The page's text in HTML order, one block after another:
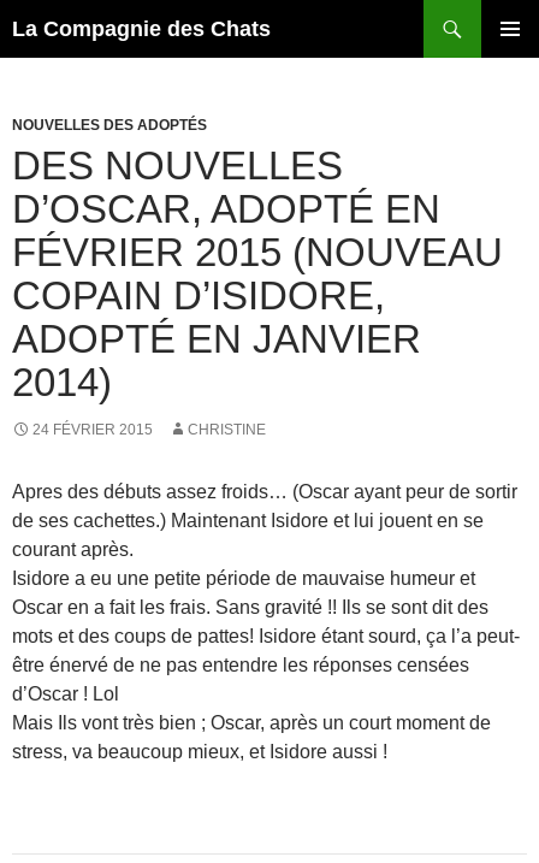
La Compagnie des Chats
NOUVELLES DES ADOPTÉS
DES NOUVELLES
D’OSCAR, ADOPTÉ EN
FÉVRIER 2015 (NOUVEAU
COPAIN D’ISIDORE,
ADOPTÉ EN JANVIER
2014)
24 FÉVRIER 2015 CHRISTINE
Apres des débuts assez froids… (Oscar ayant peur de sortir
de ses cachettes.) Maintenant Isidore et lui jouent en se
courant après.
Isidore a eu une petite période de mauvaise humeur et
Oscar en a fait les frais. Sans gravité !! Ils se sont dit des
mots et des coups de pattes! Isidore étant sourd, ça l’a peut-
être énervé de ne pas entendre les réponses censées
d’Oscar ! Lol
Mais Ils vont très bien ; Oscar, après un court moment de
stress, va beaucoup mieux, et Isidore aussi !